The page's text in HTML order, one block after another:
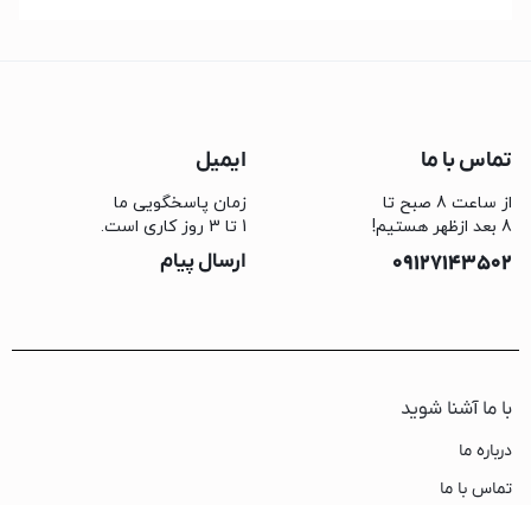
تماس با ما
از ساعت 8 صبح تا
8 بعد ازظهر هستیم!
09127143502
ایمیل
زمان پاسخگویی ما
1 تا 3 روز کاری است.
ارسال پیام
با ما آشنا شوید
درباره ما
تماس با ما